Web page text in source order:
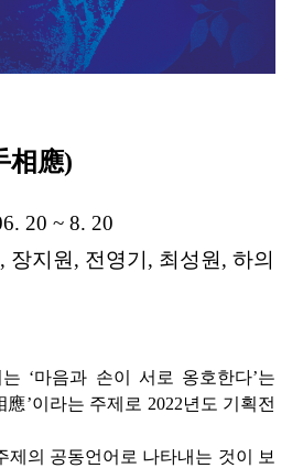
相應)
20 ~ 8. 20
장지원, 전영기, 최성원, 하의
‘마음과 손이 서로 옹호한다’는
’이라는 주제로 2022년도 기획전
제의 공동언어로 나타내는 것이 보